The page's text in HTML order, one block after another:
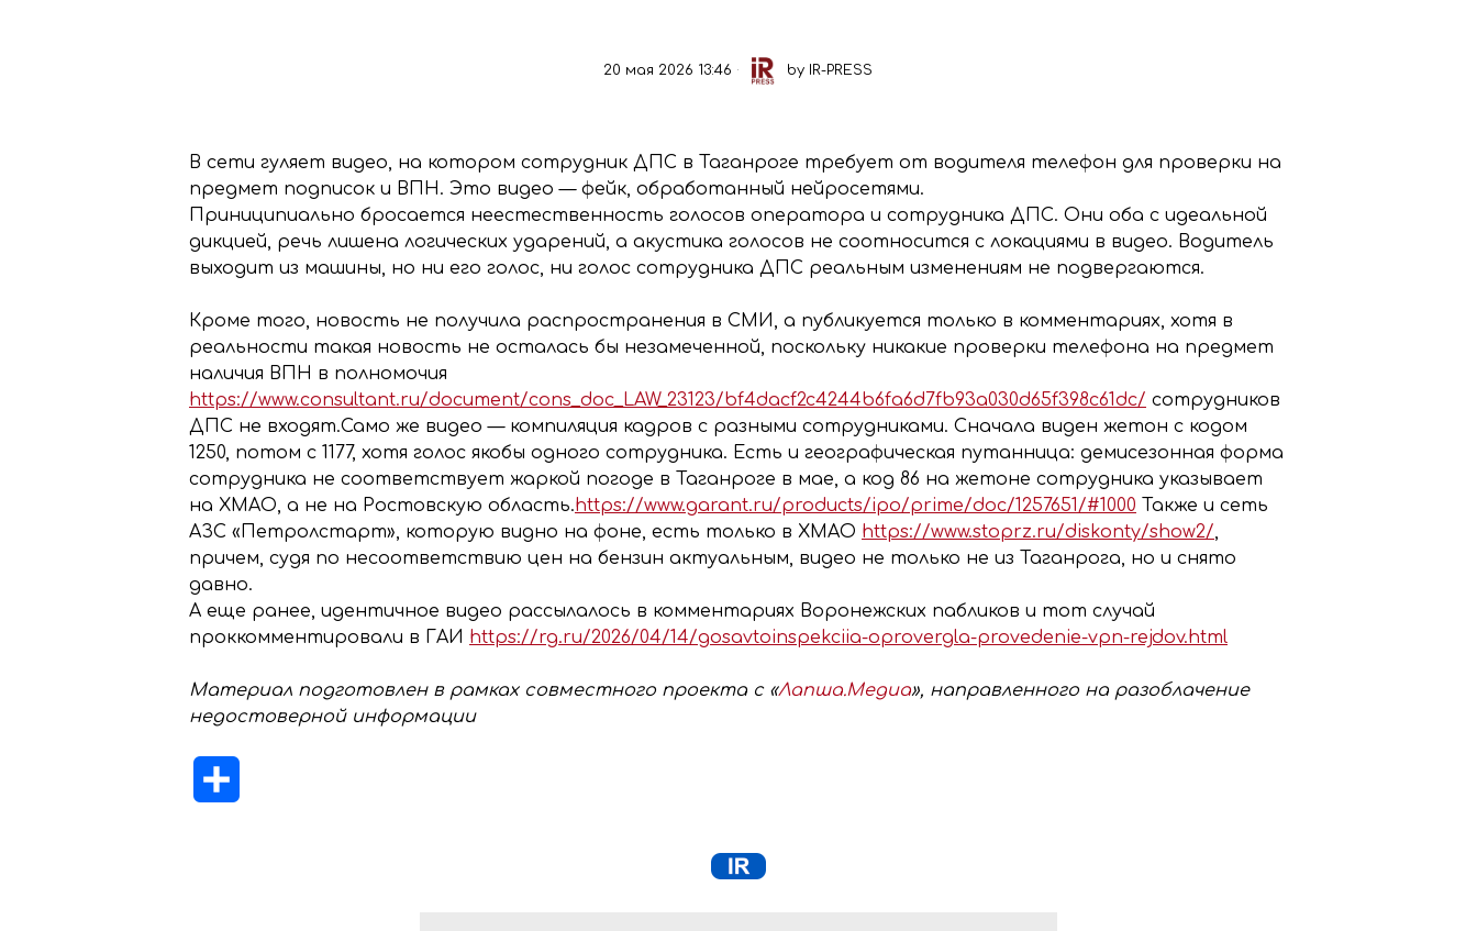
20 мая 2026 13:46 by IR-PRESS
В сети гуляет видео, на котором сотрудник ДПС в Таганроге требует от водителя телефон для проверки на
предмет подписок и ВПН. Это видео — фейк, обработанный нейросетями.
Приниципиально бросается неестественность голосов оператора и сотрудника ДПС. Они оба с идеальной
дикцией, речь лишена логических ударений, а акустика голосов не соотносится с локациями в видео. Водитель
выходит из машины, но ни его голос, ни голос сотрудника ДПС реальным изменениям не подвергаются.
Кроме того, новость не получила распространения в СМИ, а публикуется только в комментариях, хотя в
реальности такая новость не осталась бы незамеченной, поскольку никакие проверки телефона на предмет
наличия ВПН в полномочия
https://www.consultant.ru/document/cons_doc_LAW_23123/bf4dacf2c4244b6fa6d7fb93a030d65f398c61dc/ сотрудников
ДПС не входят.Само же видео — компиляция кадров с разными сотрудниками. Сначала виден жетон с кодом
1250, потом с 1177, хотя голос якобы одного сотрудника. Есть и географическая путанница: демисезонная форма
сотрудника не соответствует жаркой погоде в Таганроге в мае, а код 86 на жетоне сотрудника указывает
на ХМАО, а не на Ростовскую область.https://www.garant.ru/products/ipo/prime/doc/1257651/#1000 Также и сеть
АЗС «Петролстарт», которую видно на фоне, есть только в ХМАО https://www.stoprz.ru/diskonty/show2/
причем, судя по несоответствию цен на бензин актуальным, видео не только не из Таганрога, но и снято
давно.
А еще ранее, идентичное видео рассылалось в комментариях Воронежских пабликов и тот случай
проккомментировали в ГАИ https://rg.ru/2026/04/14/gosavtoinspekciia-oprovergla-provedenie-vpn-rejdov.html
Материал подготовлен в рамках совместного проекта с «Лапша.Медиа», направленного на разоблачение
недостоверной информации